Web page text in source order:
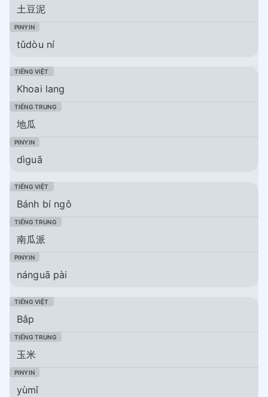
土豆泥
tǔdòu ní
Khoai lang
地瓜
dìguā
Bánh bí ngô
南瓜派
nánguā pài
Bắp
玉米
yùmǐ